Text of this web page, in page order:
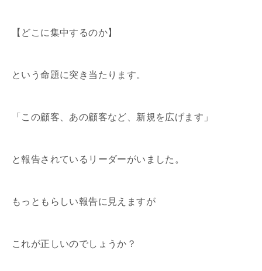
【どこに集中するのか】
という命題に突き当たります。
「この顧客、あの顧客など、新規を広げます」
と報告されているリーダーがいました。
もっともらしい報告に見えますが
これが正しいのでしょうか？